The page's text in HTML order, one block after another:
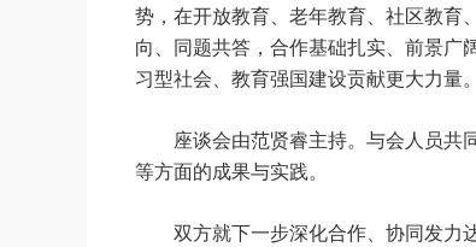
势，在开放教育、老年教育、社区教育
向、同题共答，合作基础扎实、前景广
习型社会、教育强国建设贡献更大力量。
座谈会由范贤睿主持。与会人员共同
等方面的成果与实践。
双方就下一步深化合作、协同发力达